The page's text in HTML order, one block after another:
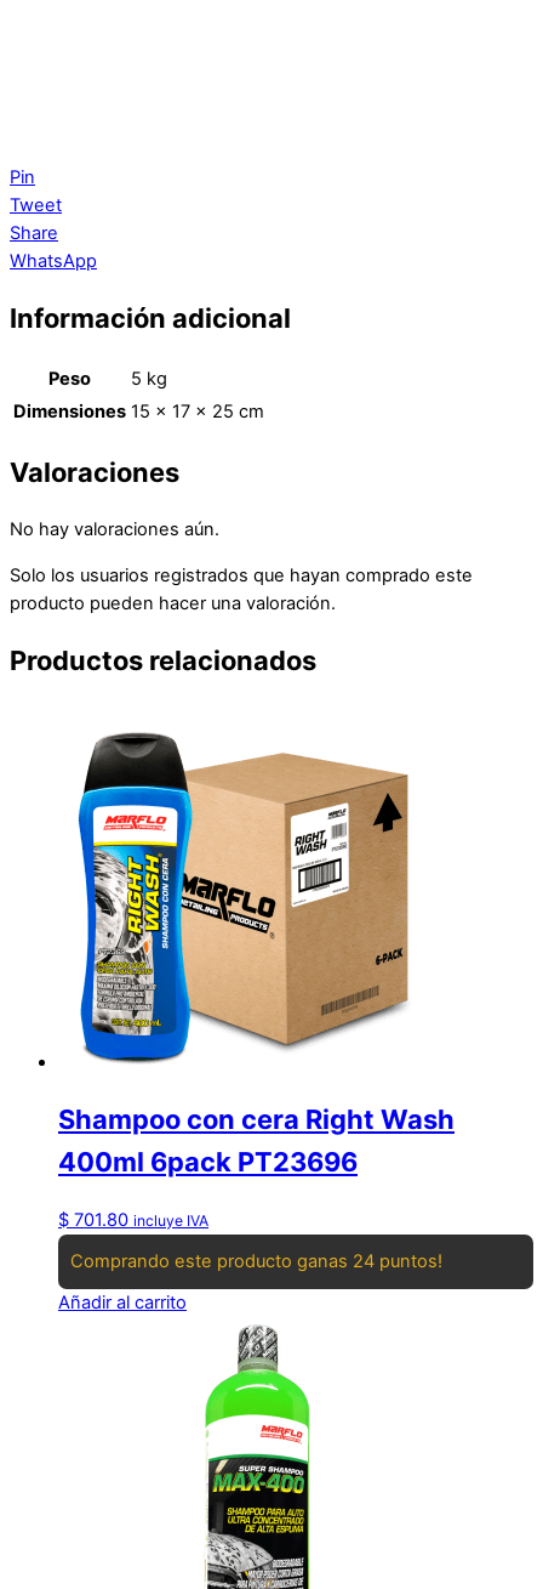
Pin
Tweet
Share
WhatsApp
Información adicional
Peso
5 kg
Dimensiones 15 × 17 × 25 cm
Valoraciones
No hay valoraciones aún.
Solo los usuarios registrados que hayan comprado este
producto pueden hacer una valoración.
Productos relacionados
Shampoo con cera Right Wash
400ml 6pack PT23696
$ 701.80 incluye IVA
Comprando este producto ganas 24 puntos!
Añadir al carrito